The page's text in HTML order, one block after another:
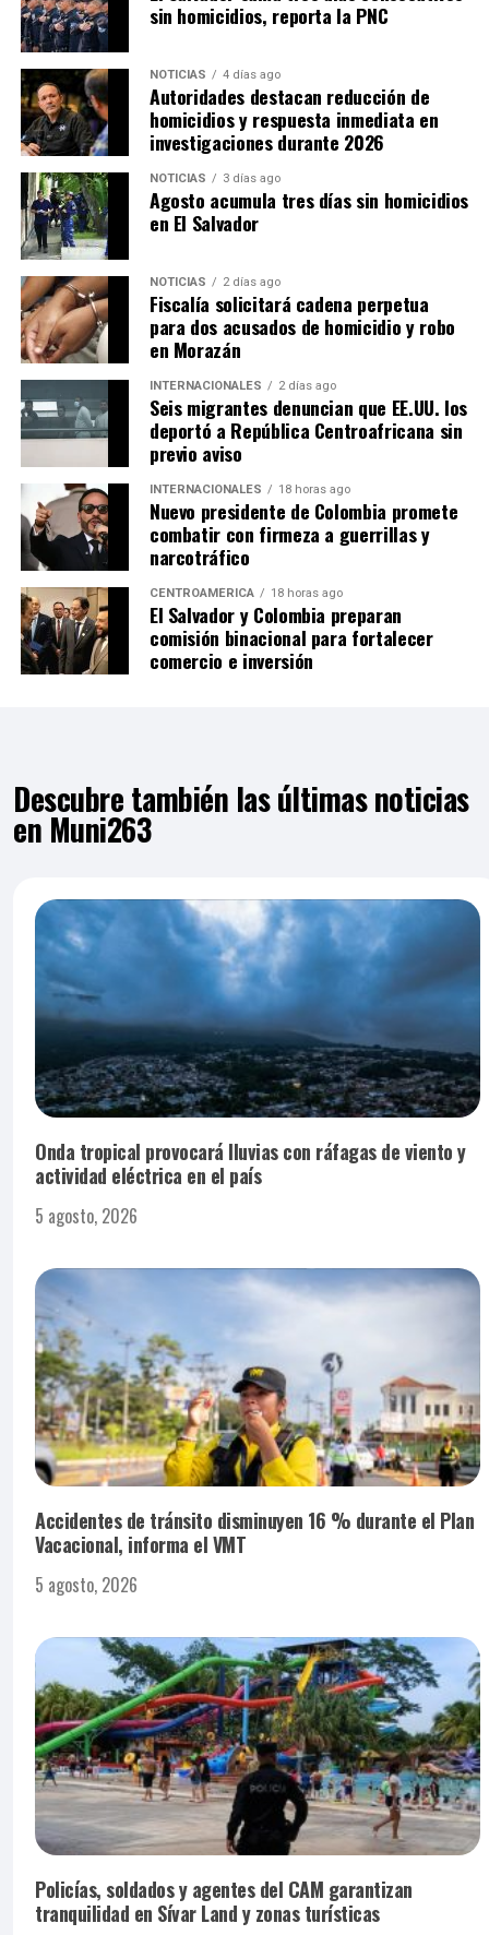
sin homicidios, reporta la PNC
NOTICIAS 4 días ago
Autoridades destacan reducción de
homicidios y respuesta inmediata en
investigaciones durante 2026
NOTICIAS 3 días ago
Agosto acumula tres días sin homicidios
en El Salvador
NOTICIAS 2 días ago
Fiscalía solicitará cadena perpetua
para dos acusados de homicidio y robo
en Morazán
INTERNACIONALES 2 días ago
Seis migrantes denuncian que EE.UU. los
deportó a República Centroafricana sin
previo aviso
INTERNACIONALES 18 horas ago
Nuevo presidente de Colombia promete
combatir con firmeza a guerrillas y
narcotráfico
CENTROAMÉRICA 18 horas ago
El Salvador y Colombia preparan
comisión binacional para fortalecer
comercio e inversión
Descubre también las últimas noticias
en Muni263
Onda tropical provocará lluvias con ráfagas de viento y
actividad eléctrica en el país
5 agosto, 2026
Accidentes de tránsito disminuyen 16 % durante el Plan
Vacacional, informa el VMT
5 agosto, 2026
Policías, soldados y agentes del CAM garantizan
tranquilidad en Sívar Land y zonas turísticas